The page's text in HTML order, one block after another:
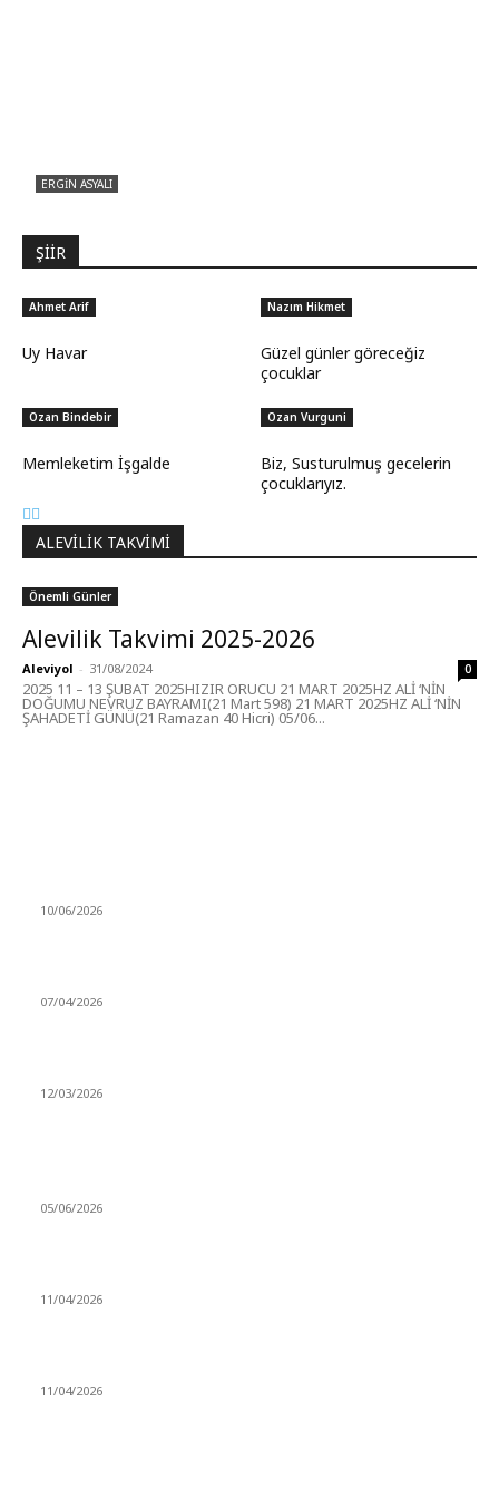
ERGIN ASYALI
ŞİİR
Ahmet Arif
Uy Havar
Nazım Hikmet
Güzel günler göreceğiz
çocuklar
Ozan Bindebir
Memleketim İşgalde
Ozan Vurguni
Biz, Susturulmuş gecelerin
çocuklarıyız.
ALEVILIK TAKVIMI
Önemli Günler
Alevilik Takvimi 2025-2026
Aleviyol - 31/08/2024 0
2025 11 – 13 ŞUBAT 2025HIZIR ORUCU 21 MART 2025HZ ALİ ‘NİN
DOĞUMU NEVRUZ BAYRAMI(21 Mart 598) 21 MART 2025HZ ALİ ‘NİN
ŞAHADETİ GÜNÜ(21 Ramazan 40 Hicri) 05/06...
10/06/2026
07/04/2026
12/03/2026
05/06/2026
11/04/2026
11/04/2026